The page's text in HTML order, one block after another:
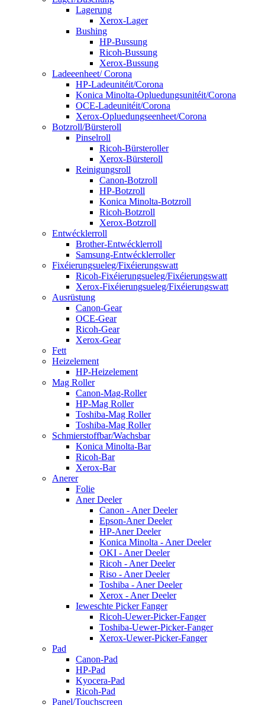
Lagerung
Xerox-Lager
Bushing
HP-Bussung
Ricoh-Bussung
Xerox-Bussung
Ladeeenheet/ Corona
HP-Ladeunitéit/Corona
Konica Minolta-Opluedungsunitéit/Corona
OCE-Ladeunitéit/Corona
Xerox-Opluedungseenheet/Corona
Botzroll/Bürsteroll
Pinselroll
Ricoh-Bürsteroller
Xerox-Bürsteroll
Reinigungsroll
Canon-Botzroll
HP-Botzroll
Konica Minolta-Botzroll
Ricoh-Botzroll
Xerox-Botzroll
Entwécklerroll
Brother-Entwécklerroll
Samsung-Entwécklerroller
Fixéierungsueleg/Fixéierungswatt
Ricoh-Fixéierungsueleg/Fixéierungswatt
Xerox-Fixéierungsueleg/Fixéierungswatt
Ausrüstung
Canon-Gear
OCE-Gear
Ricoh-Gear
Xerox-Gear
Fett
Heizelement
HP-Heizelement
Mag Roller
Canon-Mag-Roller
HP-Mag Roller
Toshiba-Mag Roller
Toshiba-Mag Roller
Schmierstoffbar/Wachsbar
Konica Minolta-Bar
Ricoh-Bar
Xerox-Bar
Anerer
Folie
Aner Deeler
Canon - Aner Deeler
Epson-Aner Deeler
HP-Aner Deeler
Konica Minolta - Aner Deeler
OKI - Aner Deeler
Ricoh - Aner Deeler
Riso - Aner Deeler
Toshiba - Aner Deeler
Xerox - Aner Deeler
Ieweschte Picker Fanger
Ricoh-Uewer-Picker-Fanger
Toshiba-Uewer-Picker-Fanger
Xerox-Uewer-Picker-Fanger
Pad
Canon-Pad
HP-Pad
Kyocera-Pad
Ricoh-Pad
Panel/Touchscreen